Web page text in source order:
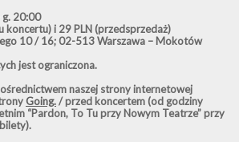
20:00
koncertu) i 29 PLN (przedsprzedaż)
10 / 16; 02-513 Warszawa – Mokotów
jest ograniczona.
naszej strony internetowej
Going./ przed koncertem (od godziny
“Pardon, To Tu przy Nowym Teatrze” przy